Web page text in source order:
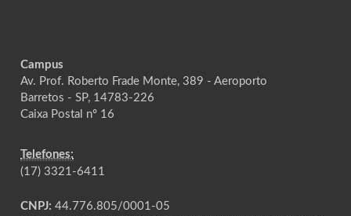
Campus
Av. Prof. Roberto Frade Monte, 389 - Aeroporto
Barretos - SP, 14783-226
Caixa Postal nº 16
Telefones:
(17) 3321-6411
CNPJ: 44.776.805/0001-05